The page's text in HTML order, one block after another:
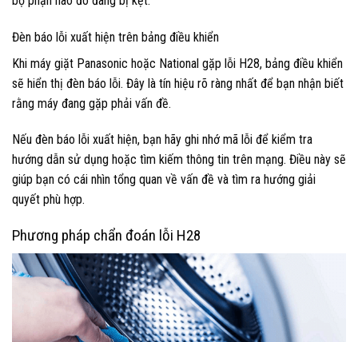
Đèn báo lỗi xuất hiện trên bảng điều khiển
Khi máy giặt Panasonic hoặc National gặp lỗi H28, bảng điều khiển
sẽ hiển thị đèn báo lỗi. Đây là tín hiệu rõ ràng nhất để bạn nhận biết
rằng máy đang gặp phải vấn đề.
Nếu đèn báo lỗi xuất hiện, bạn hãy ghi nhớ mã lỗi để kiểm tra
hướng dẫn sử dụng hoặc tìm kiếm thông tin trên mạng. Điều này sẽ
giúp bạn có cái nhìn tổng quan về vấn đề và tìm ra hướng giải
quyết phù hợp.
Phương pháp chẩn đoán lỗi H28